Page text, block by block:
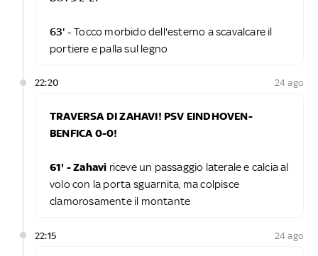
63' -Tocco morbido dell'esterno a scavalcare il
portiere e palla sul legno
22:20 24 ago
TRAVERSA DI ZAHAVI! PSV EINDHOVEN-
BENFICA 0-0!
61' - Zahavi riceve un passaggio laterale e calcia al
volo con la porta sguarnita, ma colpisce
clamorosamente il montante
22:15 24 ago